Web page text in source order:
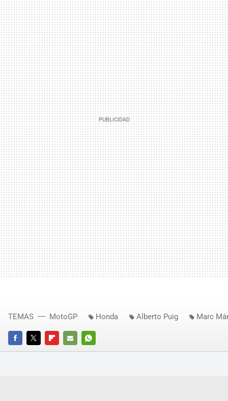
FACEBOOKTWITTERFLIPBOARD
E-
WHATSAPP
TEMAS MotoGP Honda Alberto Puig Marc